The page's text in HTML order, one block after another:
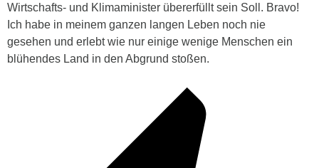
Wirtschafts- und Klimaminister übererfüllt sein Soll. Bravo!
Ich habe in meinem ganzen langen Leben noch nie
gesehen und erlebt wie nur einige wenige Menschen ein
blühendes Land in den Abgrund stoßen.